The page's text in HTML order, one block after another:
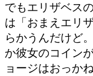
でもエリザベス
は「おまえエリ
らかうんだけど
か彼女のコイン
ョージはおっか